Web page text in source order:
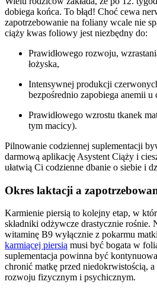
dobiega końca. To błąd! Choć cewa
zapotrzebowanie na foliany wcale nie
ciąży kwas foliowy jest niezbędny do:
Prawidłowego rozwoju,
łożyska,
Intensywnej produkcji
bezpośrednio zapobiega anemii u
Prawidłowego wzrostu tkanek
tym macicy).
Pilnowanie codziennej suplementacji
darmową aplikację Asystent Ciąży i
ułatwią Ci codzienne dbanie o siebie i
Okres laktacji a
Karmienie piersią to kolejny etap, w
składniki odżywcze drastycznie rośnie.
witaminę B9 wyłącznie z pokarmu
karmiącej piersią musi być bogata w
suplementacja powinna być
chronić matkę przed niedokrwistością,
rozwoju fizycznym i psychicznym.